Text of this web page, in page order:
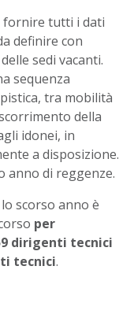
fornire tutti i dati
definire con
sedi vacanti.
sequenza
tra mobilità
della
idonei, in
a disposizione.
anno di reggenze.
scorso anno è
per
dirigenti tecnici
tecnici.